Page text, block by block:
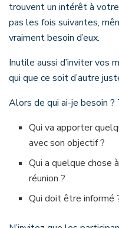
trouvent un intérêt à
pas les fois suivantes,
vraiment besoin d’eux.
Inutile aussi d’inviter vos
qui que ce soit d’autre
Alors de qui ai-je besoin
Qui va apporter
avec son objectif ?
Qui a quelque chose
réunion ?
Qui doit être informé